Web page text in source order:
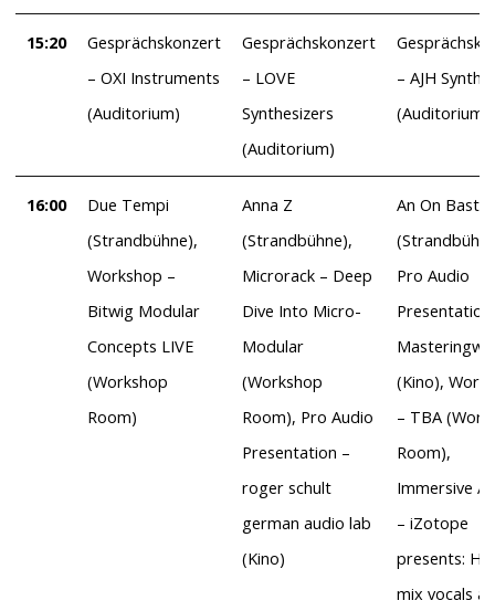
15:20
Gesprächskonzert
– OXI Instruments
(Auditorium)
Gesprächskonzert
– LOVE
Synthesizers
(Auditorium)
– AJH Synth
(Auditorium)
16:00
Due Tempi
(Strandbühne),
Workshop –
Bitwig Modular
Concepts LIVE
(Workshop
Room)
Anna Z
(Strandbühne),
Microrack – Deep
Dive Into Micro-
Modular
(Workshop
Room), Pro Audio
Presentation –
roger schult
german audio lab
(Kino)
An On Bast
Pro Audio
Presentation
(Kino),
– TBA
Room),
Immersive
– iZotope
presents:
mix vocals